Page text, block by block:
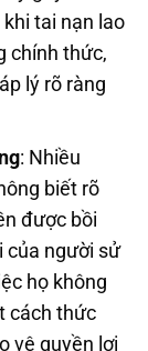
tai nạn lao
chính thức,
lý rõ ràng
: Nhiều
biết rõ
được bồi
của người sử
họ không
cách thức
vệ quyền lợi